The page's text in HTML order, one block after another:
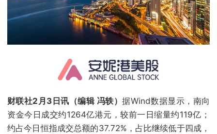
财联社2月3日讯（编辑 冯轶）据Wind数据显示，南向
资金今日成交约1264亿港元，较前一日缩量约119亿；
约占今日恒指成交总额的37.72%，占比继续低于四成，